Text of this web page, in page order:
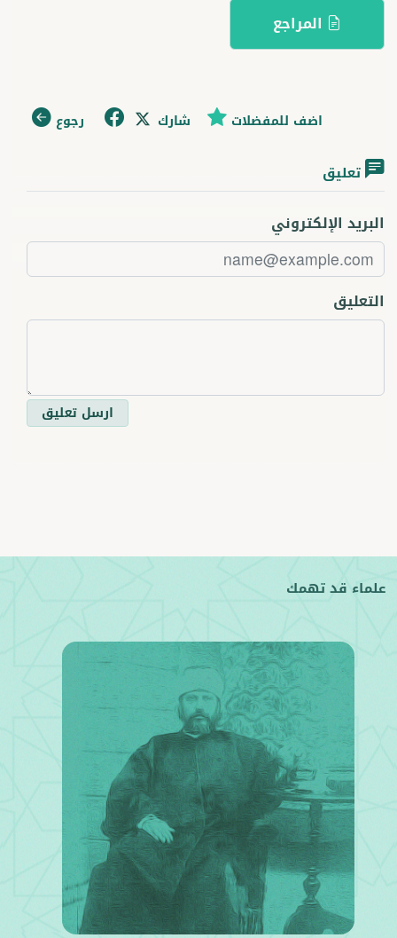
المراجع
رجوع شارك اضف للمفضلات
تعليق
البريد الإلكتروني
التعليق
ارسل تعليق
علماء قد تهمك